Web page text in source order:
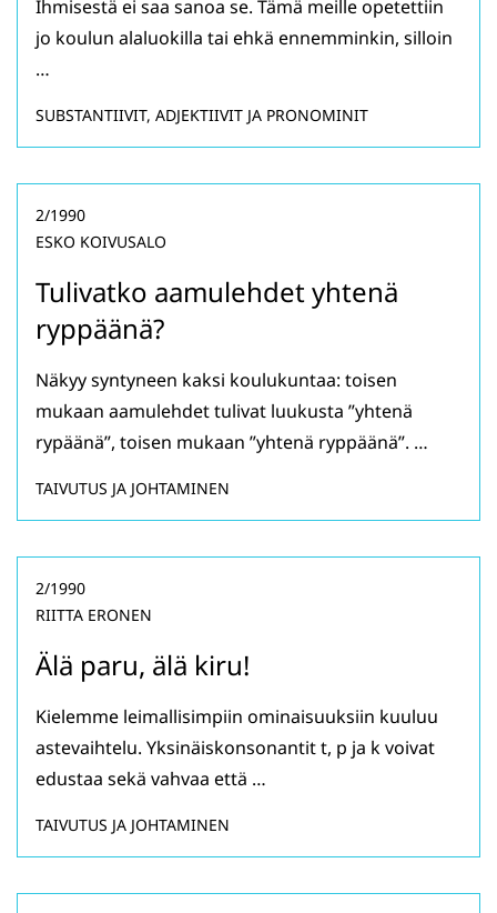
Ihmisestä ei saa sanoa se. Tämä meille opetettiin
jo koulun alaluokilla tai ehkä ennemminkin, silloin
…
SUBSTANTIIVIT, ADJEKTIIVIT JA PRONOMINIT
Tulivatko aamulehdet yhtenä
ryppäänä?
2/1990
ESKO KOIVUSALO
Näkyy syntyneen kaksi koulukuntaa: toisen
mukaan aamulehdet tulivat luukusta ”yhtenä
rypäänä”, toisen mukaan ”yhtenä ryppäänä”. …
TAIVUTUS JA JOHTAMINEN
Älä paru, älä kiru!
2/1990
RIITTA ERONEN
Kielemme leimallisimpiin ominaisuuksiin kuuluu
astevaihtelu. Yksinäiskonsonantit t, p ja k voivat
edustaa sekä vahvaa että …
TAIVUTUS JA JOHTAMINEN